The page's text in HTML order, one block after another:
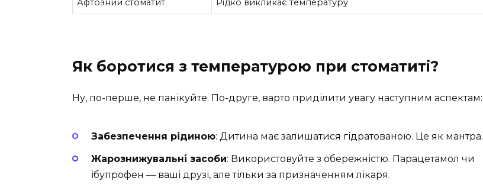
Афтозний стоматит Рідко викликає температуру
Як боротися з температурою при стоматиті?
Ну, по-перше, не панікуйте. По-друге, варто приділити увагу наступним аспектам:
Забезпечення рідиною: Дитина має залишатися гідратованою. Це як мантра.
Жарознижувальні засоби: Використовуйте з обережністю. Парацетамол чи
ібупрофен — ваші друзі, але тільки за призначенням лікаря.